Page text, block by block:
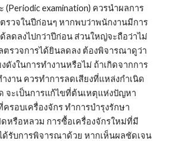
examination) ควรนำผลการ
รวจในปีก่อนๆ หากพบว่าพนักงานมีการ
ลดลงไปกว่าปีก่อน ส่วนใหญ่จะถือว่าไม่
ตรวจการได้ยินลดลง ต้องพิจารณาดูว่า
ดังในการทำงานหรือไม่ ถ้าเกิดจากการ
งาน ควรทำการลดเสียงที่แหล่งกำเนิด
จะเป็นการแก้ไขที่ต้นเหตุแห่งปัญหา
ครอบเครื่องจักร ทำการบำรุงรักษา
หรือหลวม การซื้อเครื่องจักรใหม่ที่มี
ด้รับการพิจารณาด้วย หากเห็นผลชัดเจน